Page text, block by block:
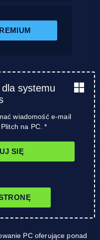
systemu
wiadomość e-mail
na PC. *
SIĘ
PC oferujące ponad